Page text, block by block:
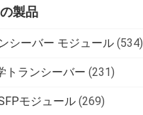
製品
シーバー モジュール (534)
トランシーバー (231)
モジュール (269)